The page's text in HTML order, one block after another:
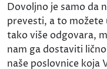
Dovoljno je samo da
prevesti, a to
tako više odgovara,
nam ga dostaviti
naše poslovnice koja